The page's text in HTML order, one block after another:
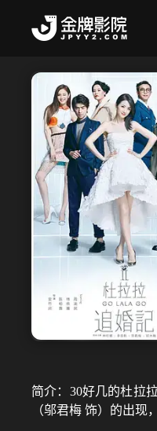
简介： 30好几的杜拉
（邬君梅 饰）的出现